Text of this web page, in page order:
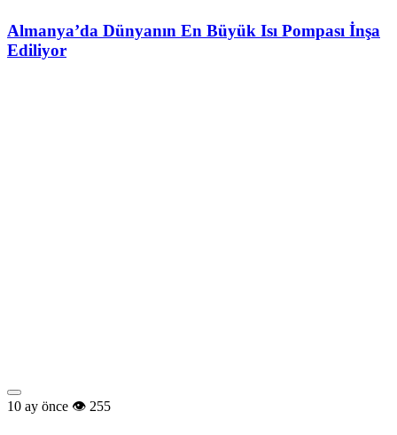
Almanya’da Dünyanın En Büyük Isı Pompası İnşa
Ediliyor
10 ay önce 255